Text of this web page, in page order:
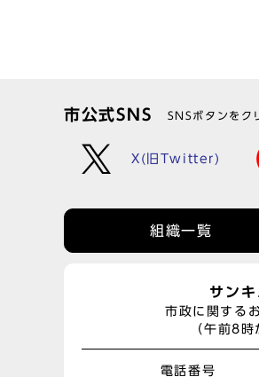
市公式SNS SNSボタンをク
X(旧Twitter)
組織一覧
サン
市政に関する
（午前8
電話番号